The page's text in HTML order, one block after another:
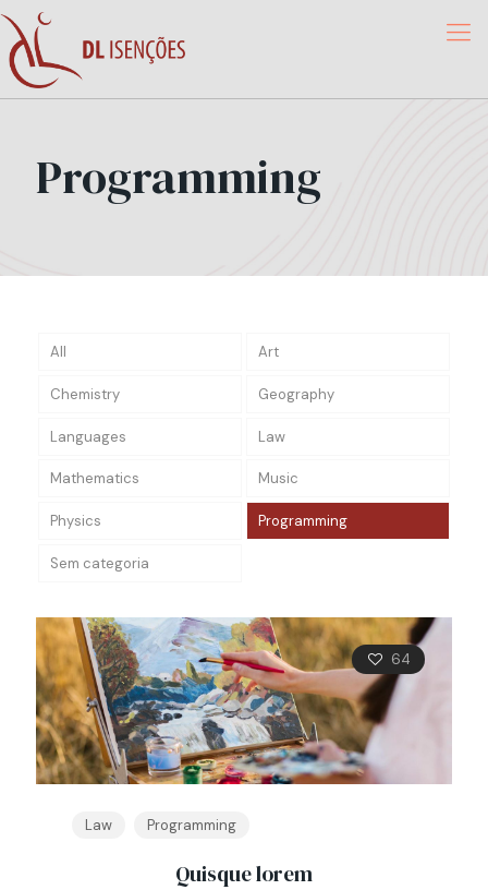
Programming
All Art
Chemistry Geography
Languages Law
Mathematics Music
Physics Programming
Sem categoria
64
Law Programming
Quisque lorem